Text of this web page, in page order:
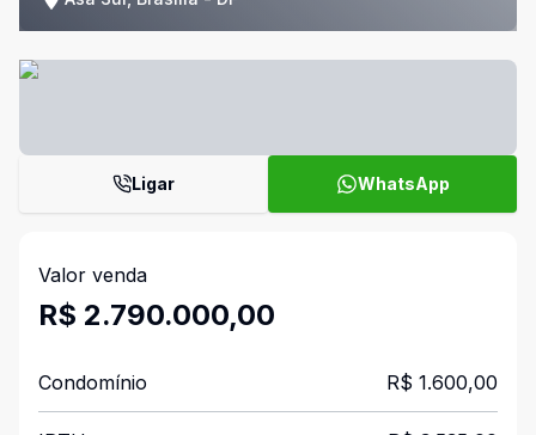
Ligar WhatsApp
Valor venda
R$ 2.790.000,00
Condomínio R$ 1.600,00